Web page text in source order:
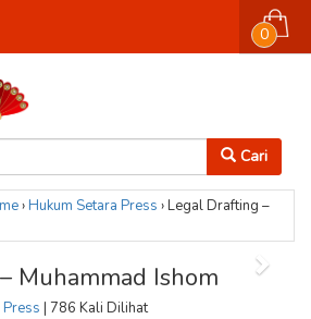
Cari
0
›Hukum Setara Press ›Legal Drafting –
Muhammad Ishom
Press | 786 Kali Dilihat